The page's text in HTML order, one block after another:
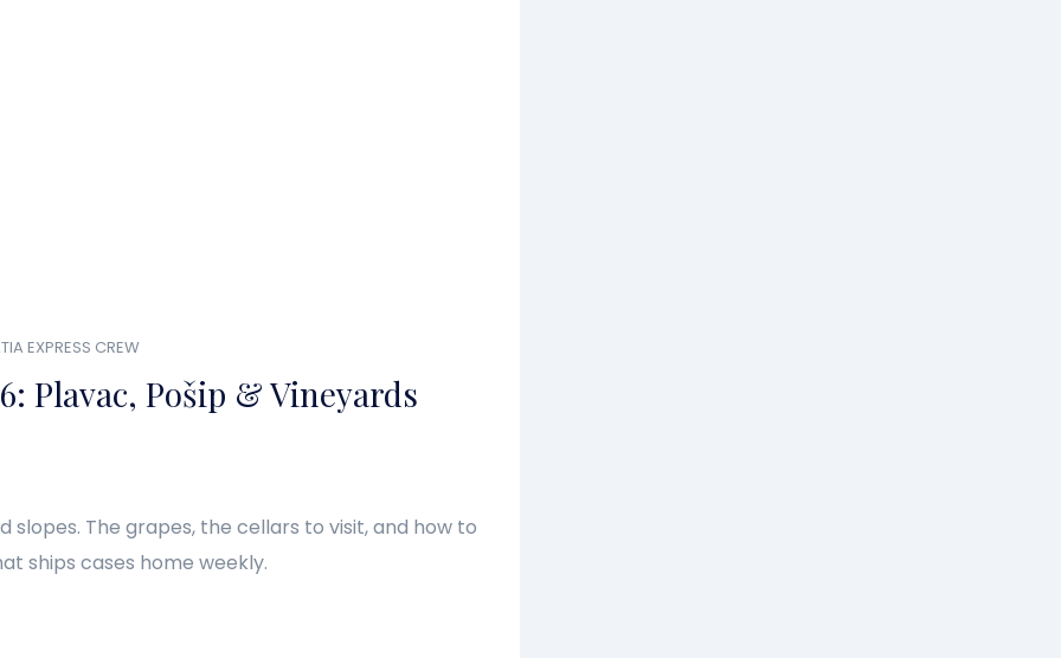
EXPRESS CREW
Plavac, Pošip & Vineyards
slopes. The grapes, the cellars to visit, and how to
ships cases home weekly.